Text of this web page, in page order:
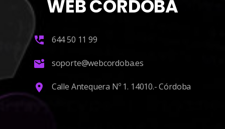
WEB CÓRDOBA
644 50 11 99
soporte@webcordoba.es
Calle Antequera Nº 1. 14010.- Córdoba